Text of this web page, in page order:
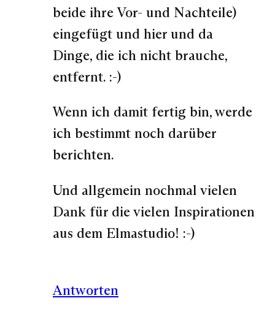
beide ihre Vor- und Nachteile)
eingefügt und hier und da
Dinge, die ich nicht brauche,
entfernt. :-)
Wenn ich damit fertig bin, werde
ich bestimmt noch darüber
berichten.
Und allgemein nochmal vielen
Dank für die vielen Inspirationen
aus dem Elmastudio! :-)
Antworten